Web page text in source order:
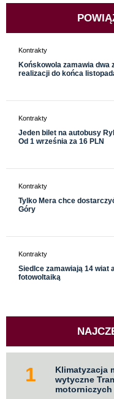
Kontrakty
Końskowola zamawia dwa
realizacji do końca
Kontrakty
Jeden bilet na autobusy
Od 1 września za 16 PLN
Kontrakty
Tylko Mera chce
Góry
Kontrakty
Siedlce zamawiają 14 wiat
fotowoltaiką
Klimatyzacja
wytyczne
motorniczych